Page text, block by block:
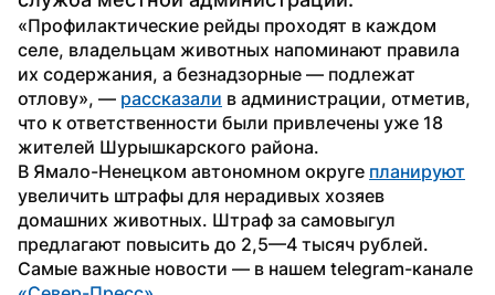
«Профилактические рейды проходят в каждом
селе, владельцам животных напоминают правила
их содержания, а безнадзорные — подлежат
отлову», — рассказали в администрации, отметив,
что к ответственности были привлечены уже 18
жителей Шурышкарского района.
В Ямало-Ненецком автономном округе планируют
увеличить штрафы для нерадивых хозяев
домашних животных. Штраф за самовыгул
предлагают повысить до 2,5—4 тысяч рублей.